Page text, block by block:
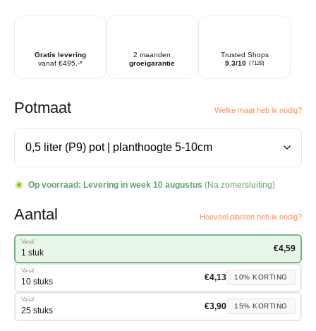
Gratis levering
vanaf €495,-*
2 maanden
groeigarantie
Trusted Shops
9.3/10 (7128)
Potmaat Welke maat heb ik nodig?
Op voorraad: Levering in week 10 augustus (Na zomersluiting)
Aantal Hoeveel planten heb ik nodig?
Vanaf
1 stuk €4,59
Vanaf
10 stuks €4,13 10% KORTING
Vanaf
25 stuks €3,90 15% KORTING